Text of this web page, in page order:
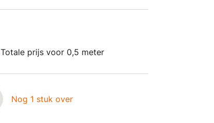
Totale prijs voor 0,5 meter
Nog 1 stuk over